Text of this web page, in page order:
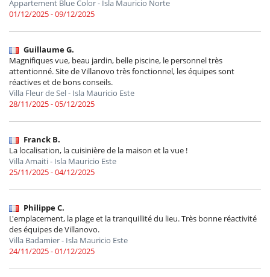
Appartement Blue Color - Isla Mauricio Norte
01/12/2025 - 09/12/2025
Guillaume G.
Magnifiques vue, beau jardin, belle piscine, le personnel très
attentionné. Site de Villanovo très fonctionnel, les équipes sont
réactives et de bons conseils.
Villa Fleur de Sel - Isla Mauricio Este
28/11/2025 - 05/12/2025
Franck B.
La localisation, la cuisinière de la maison et la vue !
Villa Amaiti - Isla Mauricio Este
25/11/2025 - 04/12/2025
Philippe C.
L'emplacement, la plage et la tranquillité du lieu. Très bonne réactivité
des équipes de Villanovo.
Villa Badamier - Isla Mauricio Este
24/11/2025 - 01/12/2025